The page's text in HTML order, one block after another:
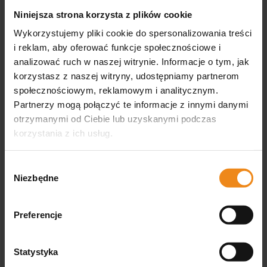
Niniejsza strona korzysta z plików cookie
Wykorzystujemy pliki cookie do spersonalizowania treści
i reklam, aby oferować funkcje społecznościowe i
analizować ruch w naszej witrynie. Informacje o tym, jak
korzystasz z naszej witryny, udostępniamy partnerom
społecznościowym, reklamowym i analitycznym.
Partnerzy mogą połączyć te informacje z innymi danymi
otrzymanymi od Ciebie lub uzyskanymi podczas
korzystania z ich usług.
zgody
Niezbędne
Preferencje
Statystyka
ANAH Szczotka z
wysuwanymi igłami Zolux
32,00 zł
BIODERM 100 ml spray do
pielęgnacji skóry zwierząt